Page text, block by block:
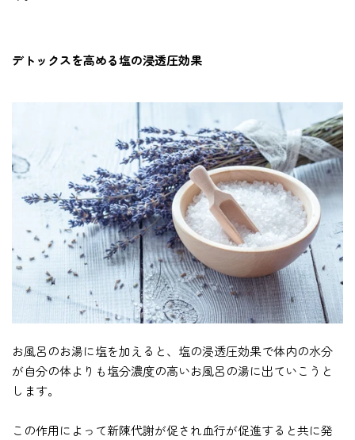
デトックスを高める塩の浸透圧効果
お風呂のお湯に塩を加えると、塩の浸透圧効果で体内の水分
が自分の体よりも塩分濃度の高いお風呂の湯に出ていこうと
します。
この作用によって新陳代謝が促され血行が促進すると共に発